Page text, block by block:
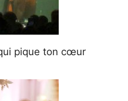
pique ton cœur